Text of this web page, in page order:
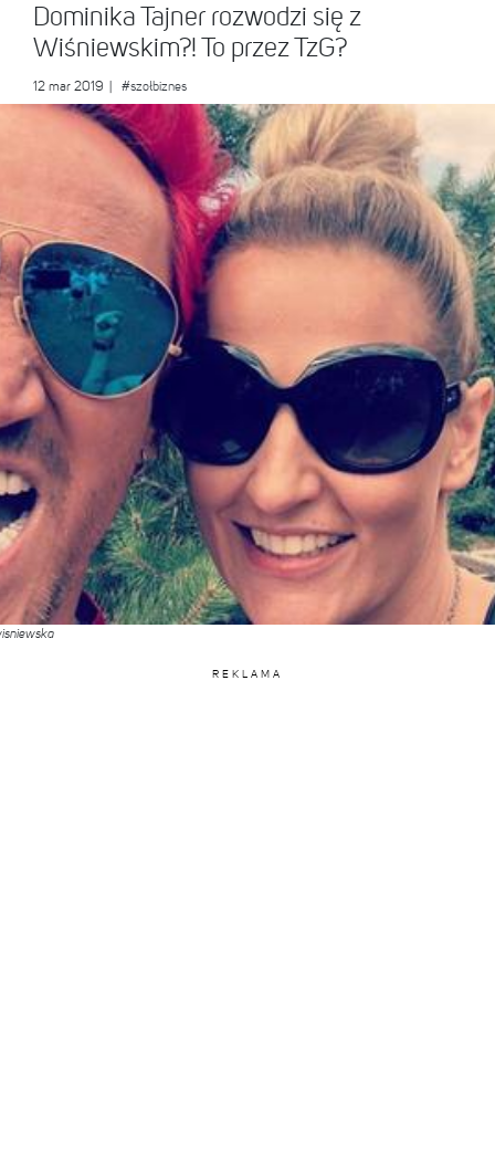
Dominika Tajner rozwodzi się z
Wiśniewskim?! To przez TzG?
12 mar 2019 #szołbiznes
REKLAMA